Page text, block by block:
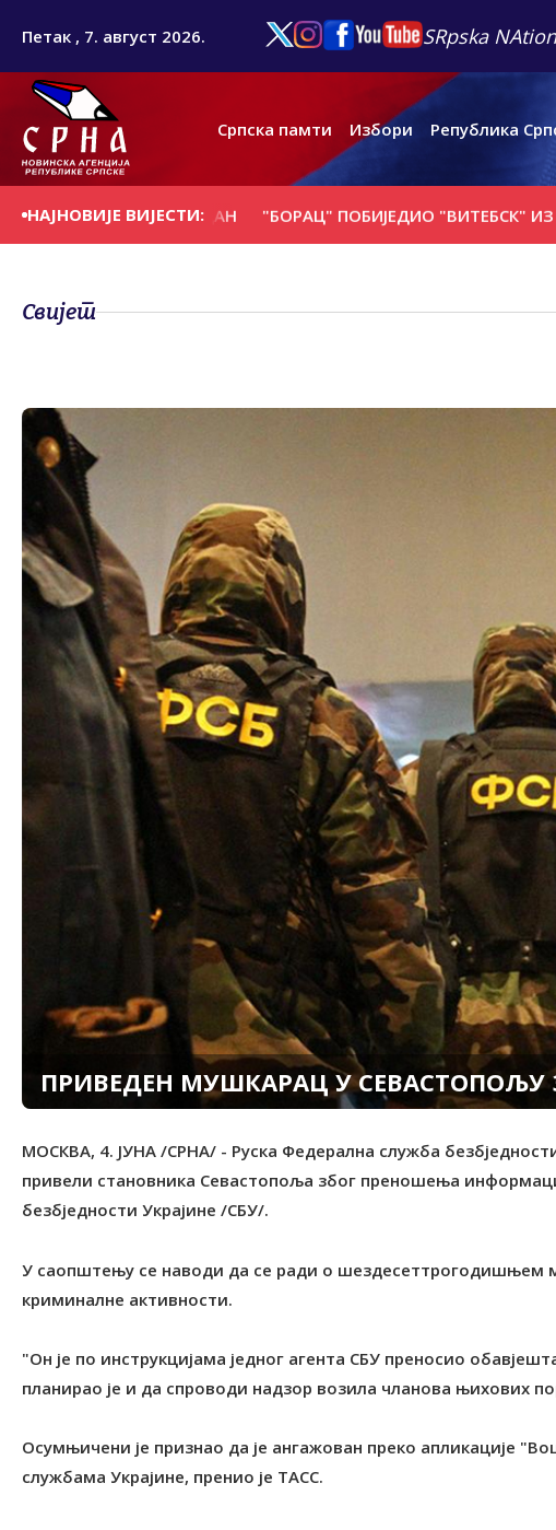
Петак , 7. август 2026. SRpska
Српска памти Избори Република
НАЈНОВИЈЕ ВИЈЕСТИ:
НА ДАНАШЊИ ДАН "БОРАЦ" ПОБИЈЕДИО "ВИТЕБСК" ИЗ
Свијет
ПРИВЕДЕН МУШКАРАЦ У СЕВАСТОПОЉУ
МОСКВА, 4. ЈУНА /СРНА/ - Руска Федерална служба
привели становника Севастопоља због преношења
безбједности Украјине /СБУ/.
У саопштењу се наводи да се ради о шездесеттрогодишњем
криминалне активности.
"Он је по инструкцијама једног агента СБУ преносио
планирао је и да спроводи надзор возила чланова њихових
Осумњичени је признао да је ангажован преко апликације
службама Украјине, пренио је ТАСС.